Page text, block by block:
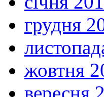
грудня
жовтня
вересня